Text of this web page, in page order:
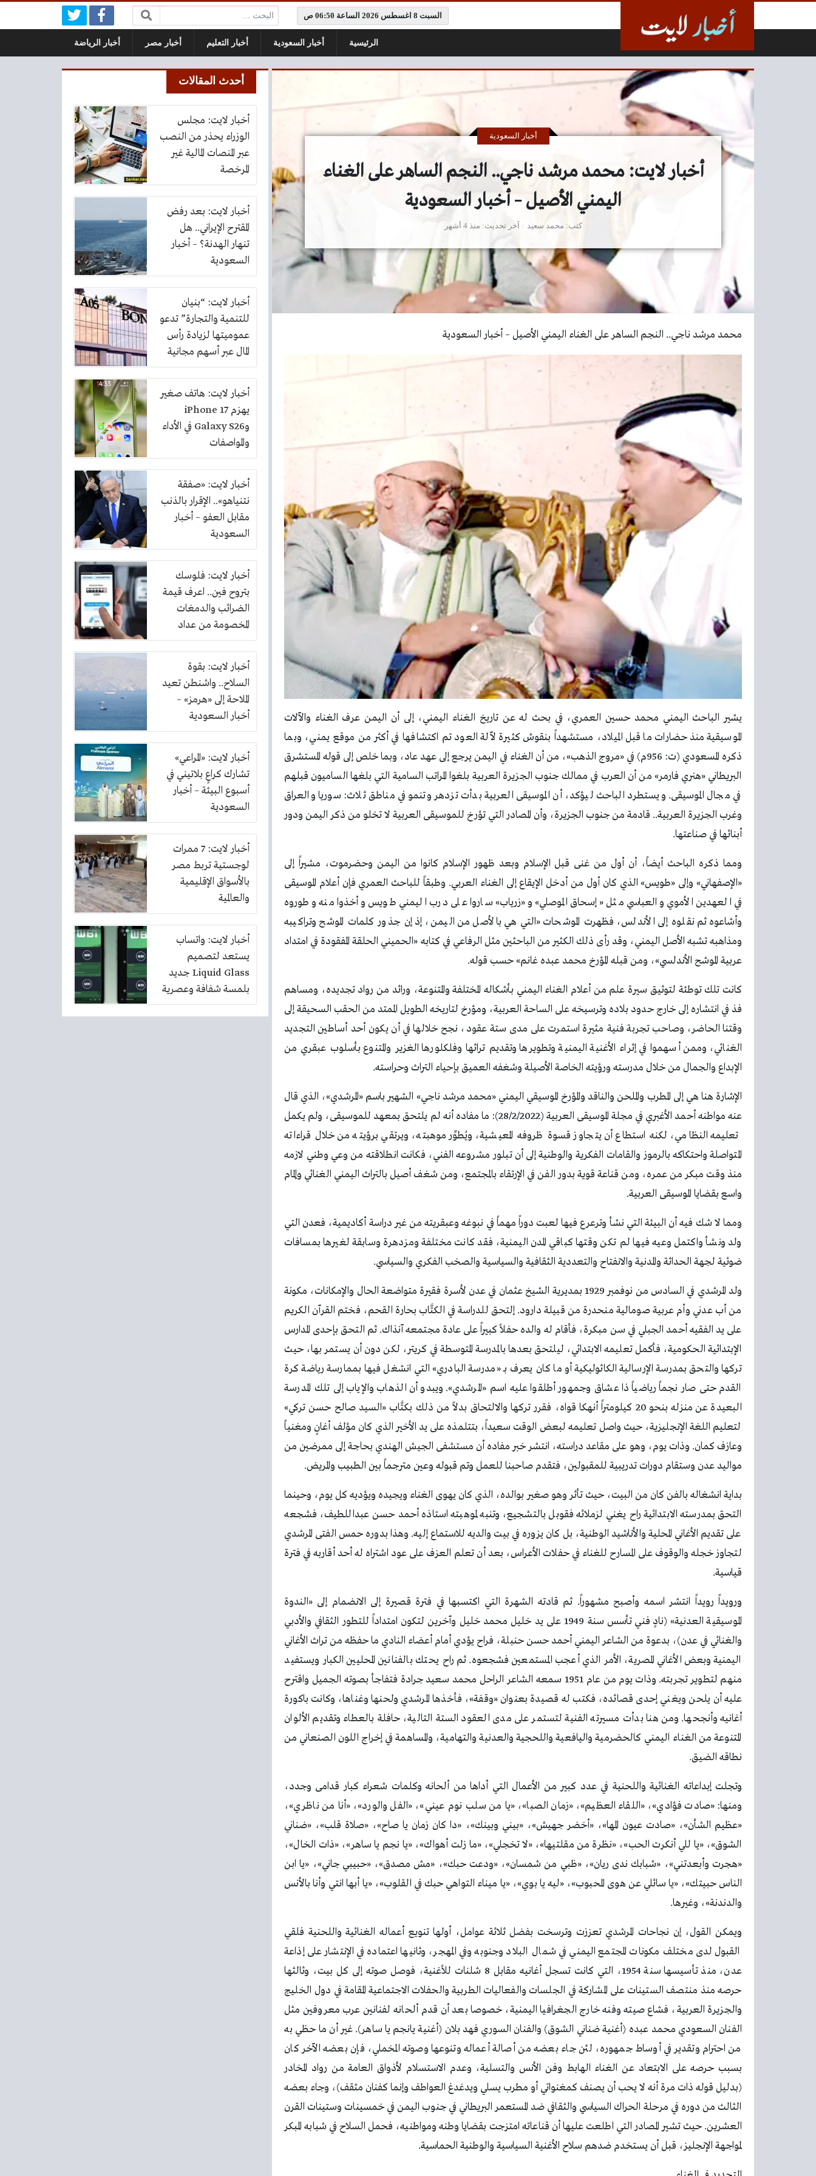
السبت 8 اغسطس 2026 الساعة 06:50 ص البحث:
الرئيسية أخبار السعودية أخبار التعليم أخبار مصر أخبار الرياضة
أخبار لايت: محمد مرشد ناجي.. النجم الساهر على الغناء
اليمني الأصيل – أخبار السعودية
كتب محمد سعيد
أخبار السعودية
آخر تحديث منذ 4 أشهر
محمد مرشد ناجي.. النجم الساهر على الغناء اليمني الأصيل – أخبار السعودية
يشير الباحث اليمني محمد حسين العمري، في بحث له عن تاريخ الغناء اليمني، إلى أن اليمن عرف الغناء والآلات
الموسيقية منذ حضارات ما قبل الميلاد، مستشهداً بنقوش كثيرة لآلة العود تم اكتشافها في أكثر من موقع يمني، وبما
ذكره المسعودي (ت: 956م) في «مروج الذهب»، من أن الغناء في اليمن يرجع إلى عهد عاد، وبما خلص إلى قوله المستشرق
البريطاني «هنري فارمر» من أن العرب في ممالك جنوب الجزيرة العربية بلغوا المراتب السامية التي بلغها الساميون قبلهم
في مجال الموسيقى. ويستطرد الباحث ليؤكد، أن الموسيقى العربية بدأت تزدهر وتنمو في مناطق ثلاث: سوريا والعراق
وغرب الجزيرة العربية.. قادمة من جنوب الجزيرة، وأن المصادر التي تؤرخ للموسيقى العربية لا تخلو من ذكر اليمن ودور
أبنائها في صناعتها.
ومما ذكره الباحث أيضاً، أن أول من غنى قبل الإسلام وبعد ظهور الإسلام كانوا من اليمن وحضرموت، مشيراً إلى
«الإصفهاني» وإلى «طويس» الذي كان أول من أدخل الإيقاع إلى الغناء العربي. وطبقاً للباحث العمري فإن أعلام الموسيقى
في العهدين الأموي والعباسي مثل «إسحاق الموصلي» و«زرياب» ساروا على درب اليمني طويس وأخذوا منه وطوروه
وأشاعوه ثم نقلوه إلى الأندلس، فظهرت الموشحات «التي هي بالأصل من اليمن، إذ إن جذور كلمات الموشح وتراكيبه
ومذاهبه تشبه الأصل اليمني، وقد رأى ذلك الكثير من الباحثين مثل الرفاعي في كتابه «الحميني الحلقة المفقودة في امتداد
عربية الموشح الأندلسي»، ومن قبله المؤرخ محمد عبده غانم» حسب قوله.
كانت تلك توطئة لتوثيق سيرة علم من أعلام الغناء اليمني بأشكاله المختلفة والمتنوعة، ورائد من رواد تجديده، ومساهم
فذ في انتشاره إلى خارج حدود بلاده وترسيخه على الساحة العربية، ومؤرخ لتاريخه الطويل الممتد من الحقب السحيقة إلى
وقتنا الحاضر، وصاحب تجربة فنية مثيرة استمرت على مدى ستة عقود، نجح خلالها في أن يكون أحد أساطين التجديد
الغنائي، وممن أسهموا في إثراء الأغنية اليمنية وتطويرها وتقديم تراثها وفلكلورها الغزير والمتنوع بأسلوب عبقري من
الإبداع والجمال من خلال مدرسته ورؤيته الخاصة الأصيلة وشغفه العميق بإحياء التراث وحراسته.
الإشارة هنا هي إلى المطرب والملحن والناقد والمؤرخ الموسيقي اليمني «محمد مرشد ناجي» الشهير باسم «المرشدي»، الذي قال
عنه مواطنه أحمد الأغبري في مجلة الموسيقى العربية (28/2/2022): ما مفاده أنه لم يلتحق بمعهد للموسيقى، ولم يكمل
تعليمه النظامي، لكنه استطاع أن يتجاوز قسوة ظروفه المعيشية، ويُطوِّر موهبته، ويرتقي برؤيته من خلال قراءاته
المتواصلة واحتكاكه بالرموز والقامات الفكرية والوطنية إلى أن تبلور مشروعه الفني، فكانت انطلاقته من وعي وطني لازمه
منذ وقت مبكر من عمره، ومن قناعة قوية بدور الفن في الإرتقاء بالمجتمع، ومن شغف أصيل بالتراث اليمني الغنائي وإلمام
واسع بقضايا الموسيقى العربية.
ومما لا شك فيه أن البيئة التي نشأ وترعرع فيها لعبت دوراً مهماً في نبوغه وعبقريته من غير دراسة أكاديمية، فعدن التي
ولد ونشأ واكتمل وعيه فيها لم تكن وقتها كباقي المدن اليمنية، فقد كانت مختلفة ومزدهرة وسابقة لغيرها بمسافات
ضوئية لجهة الحداثة والمدنية والانفتاح والتعددية الثقافية والسياسية والصخب الفكري والسياسي.
ولد المرشدي في السادس من نوفمبر 1929 بمديرية الشيخ عثمان في عدن لأسرة فقيرة متواضعة الحال والإمكانات، مكونة
من أب عدني وأم عربية صومالية منحدرة من قبيلة دارود. إلتحق للدراسة في الكتَّاب بحارة القحم، فختم القرآن الكريم
على يد الفقيه أحمد الجبلي في سن مبكرة، فأقام له والده حفلاً كبيراً على عادة مجتمعه آنذاك. ثم التحق بإحدى المدارس
الإبتدائية الحكومية، فأكمل تعليمه الابتدائي، ليلتحق بعدها بالمدرسة المتوسطة في كريتر، لكن دون أن يستمر بها، حيث
تركها والتحق بمدرسة الإرسالية الكاثوليكية أو ما كان يعرف بـ «مدرسة البادري» التي انشغل فيها بممارسة رياضة كرة
القدم حتى صار نجماً رياضياً ذا عشاق وجمهور أطلقوا عليه اسم «المرشدي». ويبدو أن الذهاب والإياب إلى تلك المدرسة
البعيدة عن منزله بنحو 20 كيلومتراً أنهكا قواه، فقرر تركها والالتحاق بدلاً من ذلك بكتَّاب «السيد صالح حسن تركي»
لتعليم اللغة الإنجليزية، حيث واصل تعليمه لبعض الوقت سعيداً، بتتلمذه على يد الأخير الذي كان مؤلف أغانٍ ومغنياً
وعازف كمان. وذات يوم، وهو على مقاعد دراسته، انتشر خبر مفاده أن مستشفى الجيش الهندي بحاجة إلى ممرضين من
مواليد عدن وستقام دورات تدريبية للمقبولين، فتقدم صاحبنا للعمل وتم قبوله وعين مترجماً بين الطبيب والمريض.
بداية انشغاله بالفن كان من البيت، حيث تأثر وهو صغير بوالده، الذي كان يهوى الغناء ويجيده ويؤديه كل يوم، وحينما
التحق بمدرسته الابتدائية راح يغني لزملائه فقوبل بالتشجيع، وتنبه لموهبته استاذه أحمد حسن عبداللطيف، فشجعه
على تقديم الأغاني المحلية والأناشيد الوطنية، بل كان يزوره في بيت والديه للاستماع إليه. وهذا بدوره حمس الفتى المرشدي
لتجاوز خجله والوقوف على المسارح للغناء في حفلات الأعراس، بعد أن تعلم العزف على عود اشتراه له أحد أقاربه في فترة
قياسية.
ورويداً رويداً انتشر اسمه وأصبح مشهوراً. ثم قادته الشهرة التي اكتسبها في فترة قصيرة إلى الانضمام إلى «الندوة
الموسيقية العدنية» (نادٍ فني تأسس سنة 1949 على يد خليل محمد خليل وآخرين لتكون امتداداً للتطور الثقافي والأدبي
والغنائي في عدن)، بدعوة من الشاعر اليمني أحمد حسن حنبلة، فراح يؤدي أمام أعضاء النادي ما حفظه من تراث الأغاني
اليمنية وبعض الأغاني المصرية، الأمر الذي أعجب المستمعين فشجعوه. ثم راح يحتك بالفنانين المحليين الكبار ويستفيد
منهم لتطوير تجربته. وذات يوم من عام 1951 سمعه الشاعر الراحل محمد سعيد جرادة فتفاجأ بصوته الجميل واقترح
عليه أن يلحن ويغني إحدى قصائده، فكتب له قصيدة بعنوان «وقفة»، فأخذها المرشدي ولحنها وغناها، وكانت باكورة
أغانيه وأنجحها. ومن هنا بدأت مسيرته الفنية لتستمر على مدى العقود الستة التالية، حافلة بالعطاء وتقديم الألوان
المتنوعة من الغناء اليمني كالحضرمية واليافعية واللحجية والعدنية والتهامية، والمساهمة في إخراج اللون الصنعاني من
نطاقه الضيق.
وتجلت إبداعاته الغنائية واللحنية في عدد كبير من الأعمال التي أداها من ألحانه وكلمات شعراء كبار قدامى وجدد،
ومنها: «صادت فؤادي»، «اللقاء العظيم»، «زمان الصبا»، «يا من سلب نوم عيني»، «الفل والورد»، «أنا من ناظري»،
«عظيم الشأن»، «صادت عيون المها»، «أخضر جهيش»، «بيني وبينك»، «دا كان زمان يا صاح»، «صلاة قلب»، «ضناني
الشوق»، «يا للي أنكرت الحب»، «نظرة من مقلتيها»، «لا تخجلي»، «ما زلت أهواك»، «يا نجم يا ساهر»، «ذات الخال»،
«هجرت وأبعدتني»، «شبابك ندى ريان»، «ظبي من شمسان»، «ودعت حبك»، «مش مصدق»، «حبيبي جاني»، «يا ابن
الناس حبيتك»، «يا سائلي عن هوى المحبوب»، «ليه يا بوي»، «يا ميناء التواهي حبك في القلوب»، «يا أبها انتي وأنا بالأنس
والدندنة»، وغيرها.
ويمكن القول، إن نجاحات المرشدي تعززت وترسخت بفضل ثلاثة عوامل، أولها تنويع أعماله الغنائية واللحنية فلقي
القبول لدى مختلف مكونات المجتمع اليمني في شمال البلاد وجنوبه وفي المهجر، وثانيها اعتماده في الإنتشار على إذاعة
عدن، منذ تأسيسها سنة 1954، التي كانت تسجل أغانيه مقابل 8 شلنات للأغنية، فوصل صوته إلى كل بيت، وثالثها
حرصه منذ منتصف الستينات على المشاركة في الجلسات والفعاليات الطربية والحفلات الاجتماعية المقامة في دول الخليج
والجزيرة العربية، فشاع صيته وفنه خارج الجغرافيا اليمنية، خصوصا بعد أن قدم ألحانه لفنانين عرب معروفين مثل
الفنان السعودي محمد عبده (أغنية ضناني الشوق) والفنان السوري فهد بلان (أغنية يانجم يا ساهر). غير أن ما حظي به
من احترام وتقدير في أوساط جمهوره، لئن جاء بعضه من أصالة أعماله وتنوعها وصوته المخملي، فإن بعضه الآخر كان
بسبب حرصه على الابتعاد عن الغناء الهابط وفن الأنس والتسلية، وعدم الاستسلام لأذواق العامة من رواد المخادر
(بدليل قوله ذات مرة أنه لا يحب أن يصنف كمغنواتي أو مطرب يسلي ويدغدغ العواطف وإنما كفنان مثقف)، وجاء بعضه
الثالث من دوره في مرحلة الحراك السياسي والثقافي ضد المستعمر البريطاني في جنوب اليمن في خمسينات وستينات القرن
العشرين. حيث تشير المصادر التي اطلعت عليها أن قناعاته امتزجت بقضايا وطنه ومواطنيه، فحمل السلاح في شبابه المبكر
لمواجهة الإنجليز، قبل أن يستخدم ضدهم سلاح الأغنية السياسية والوطنية الحماسية.
أحدث المقالات
أخبار لايت: مجلس
الوزراء يحذر من النصب
عبر المنصات المالية غير
المرخصة
أخبار لايت: بعد رفض
المقترح الإيراني.. هل
تنهار الهدنة؟ – أخبار
السعودية
أخبار لايت: “بنيان
للتنمية والتجارة” تدعو
عموميتها لزيادة رأس
المال عبر أسهم مجانية
بنسبة 10%
أخبار لايت: هاتف صغير
يهزم iPhone 17
وGalaxy S26 في الأداء
والمواصفات
أخبار لايت: «صفقة
نتنياهو».. الإقرار بالذنب
مقابل العفو – أخبار
السعودية
أخبار لايت: فلوسك
بتروح فين.. اعرف قيمة
الضرائب والدمغات
المخصومة من عداد
الكهرباء
أخبار لايت: بقوة
السلاح.. واشنطن تعيد
الملاحة إلى «هرمز» –
أخبار السعودية
أخبار لايت: «المراعي»
تشارك كراعٍ بلاتيني في
أسبوع البيئة – أخبار
السعودية
أخبار لايت: 7 ممرات
لوجستية تربط مصر
بالأسواق الإقليمية
والعالمية
أخبار لايت: واتساب
يستعد لتصميم
Liquid Glass جديد
بلمسة شفافة وعصرية